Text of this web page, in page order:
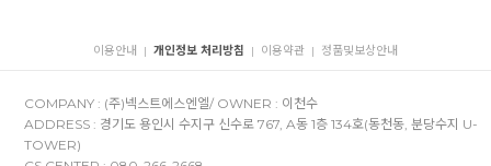
이용안내 | 개인정보 처리방침 | 이용약관 | 정품및보상안내
COMPANY : (주)넥스트에스엔엘/ OWNER : 이천수
ADDRESS : 경기도 용인시 수지구 신수로 767, A동 1층 134호(동천동, 분당수지 U-
TOWER)